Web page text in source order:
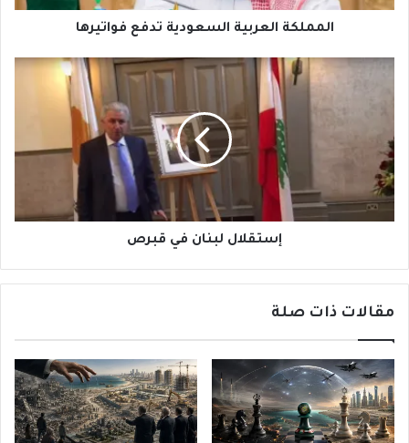
المملكة العربية السعودية تدفع فواتيرها
إستقلال
إستقلال لبنان في قبرص
مقالات ذات صلة